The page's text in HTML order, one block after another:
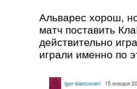
Альварес хорош,
матч поставить
действительно
играли именно по
igor-bianconeri 15 января